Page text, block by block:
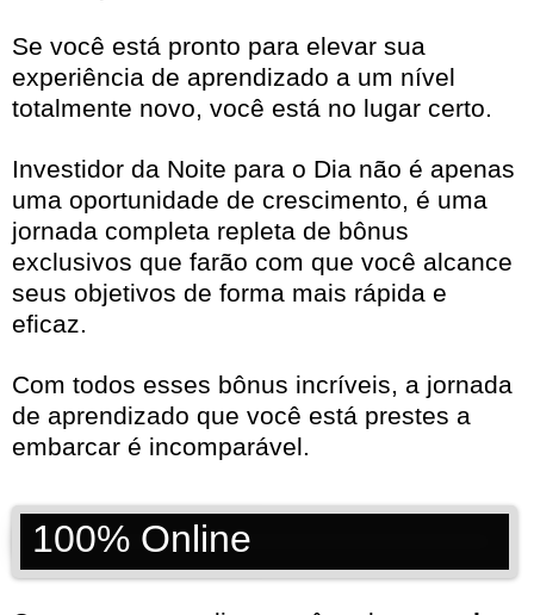
Se você está pronto para elevar sua
experiência de aprendizado a um nível
totalmente novo, você está no lugar certo.
Investidor da Noite para o Dia não é apenas
uma oportunidade de crescimento, é uma
jornada completa repleta de bônus
exclusivos que farão com que você alcance
seus objetivos de forma mais rápida e
eficaz.
Com todos esses bônus incríveis, a jornada
de aprendizado que você está prestes a
embarcar é incomparável.
100% Online